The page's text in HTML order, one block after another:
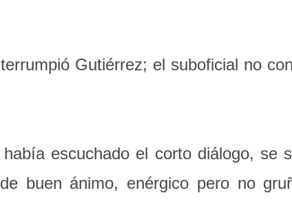
Gutiérrez; el suboficial no
escuchado el corto diálogo, se
buen ánimo, enérgico pero no